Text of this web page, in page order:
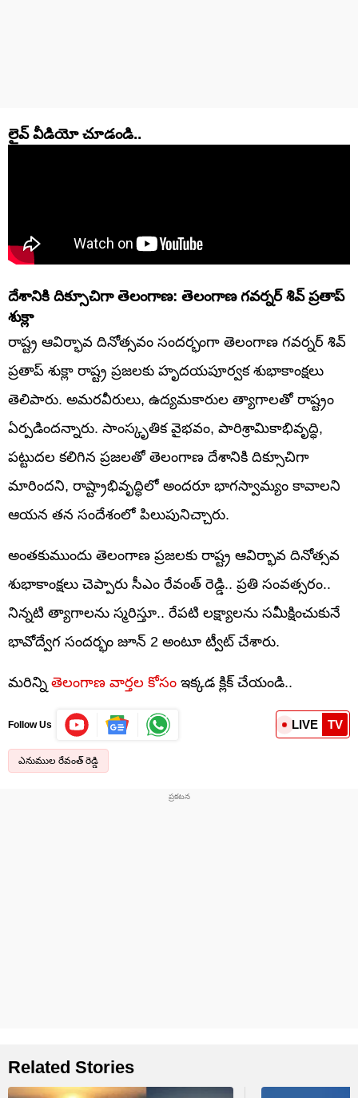
లైవ్ వీడియో చూడండి..
దేశానికి దిక్సూచిగా తెలంగాణ: తెలంగాణ గవర్నర్‌ శివ్‌ ప్రతాప్‌
శుక్లా
రాష్ట్ర ఆవిర్భావ దినోత్సవం సందర్భంగా తెలంగాణ గవర్నర్‌ శివ్‌
ప్రతాప్‌ శుక్లా రాష్ట్ర ప్రజలకు హృదయపూర్వక శుభాకాంక్షలు
తెలిపారు. అమరవీరులు, ఉద్యమకారుల త్యాగాలతో రాష్ట్రం
ఏర్పడిందన్నారు. సాంస్కృతిక వైభవం, పారిశ్రామికాభివృద్ధి,
పట్టుదల కలిగిన ప్రజలతో తెలంగాణ దేశానికి దిక్సూచిగా
మారిందని, రాష్ట్రాభివృద్ధిలో అందరూ భాగస్వామ్యం కావాలని
ఆయన తన సందేశంలో పిలుపునిచ్చారు.
అంతకుముందు తెలంగాణ ప్రజలకు రాష్ట్ర ఆవిర్భావ దినోత్సవ
శుభాకాంక్షలు చెప్పారు సీఎం రేవంత్ రెడ్డి.. ప్రతి సంవత్సరం..
నిన్నటి త్యాగాలను స్మరిస్తూ.. రేపటి లక్ష్యాలను సమీక్షించుకునే
భావోద్వేగ సందర్భం జూన్ 2 అంటూ ట్వీట్ చేశారు.
మరిన్ని తెలంగాణ వార్తల కోసం ఇక్కడ క్లిక్ చేయండి..
Follow Us LIVE TV
ఎనుముల రేవంత్ రెడ్డి
Related Stories